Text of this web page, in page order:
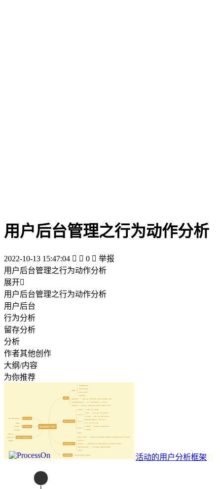
用户后台管理之行为动作分析
2022-10-13 15:47:04   0  举报
用户后台管理之行为动作分析
展开
用户后台管理之行为动作分析
用户后台
行为分析
留存分析
分析
作者其他创作
大纲/内容
为你推荐
活动的用户分析框架